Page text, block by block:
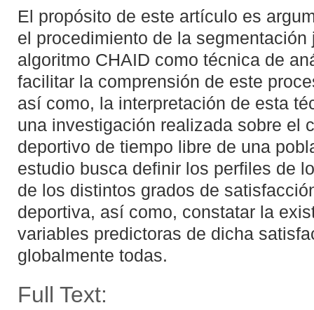
El propósito de este artículo es
el procedimiento de la
algoritmo CHAID como técnica de
facilitar la comprensión de este
así como, la interpretación de esta
una investigación realizada sobre el
deportivo de tiempo libre de una
estudio busca definir los perfiles de
de los distintos grados de
deportiva, así como, constatar la
variables predictoras de dicha
globalmente todas.
Full Text: